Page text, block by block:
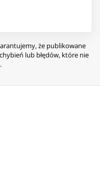
że publikowane
lub błędów, które nie